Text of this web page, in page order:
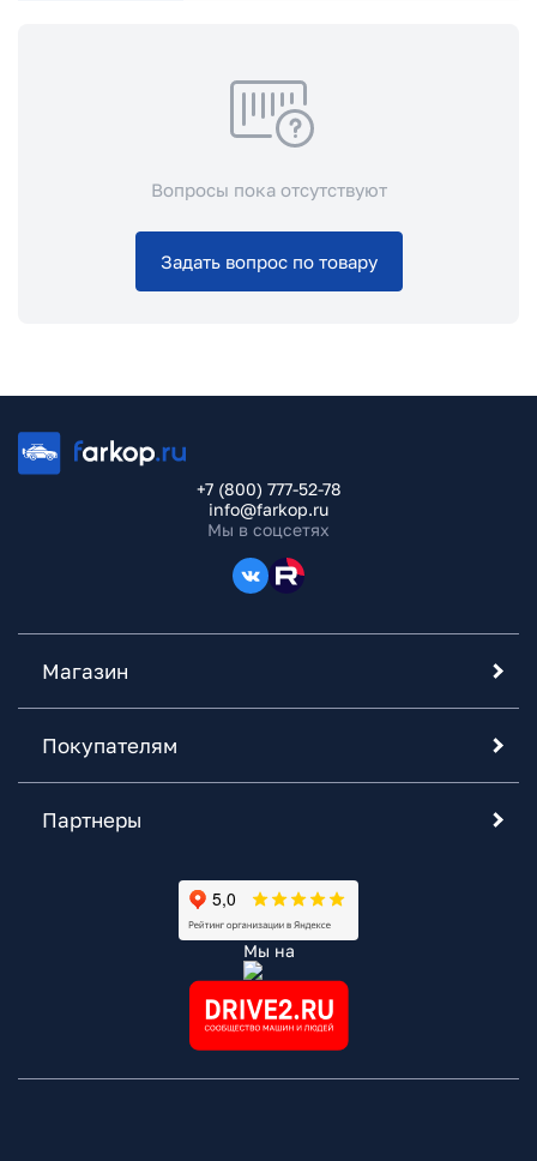
Вопросы пока отсутствуют
Задать вопрос по товару
+7 (800) 777-52-78
info@farkop.ru
Мы в соцсетях
Магазин
Покупателям
Партнеры
Мы на